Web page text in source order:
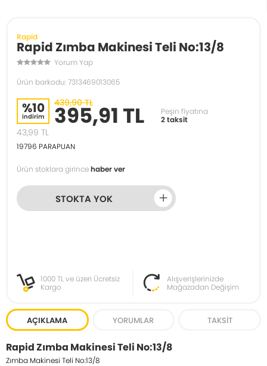
Rapid
Rapid Zımba Makinesi Teli No:13/8
Yorum Yap
Ürün barkodu: 7313469013065
%10
indirim
439,90 TL
395,91 TL
Peşin fiyatına
2 taksit
43,99 TL
19796 PARAPUAN
Ürün stoklara girincehaber ver
STOKTA YOK
1000 TL ve üzeri Ücretsiz
Kargo
Alışverişlerinizde
Mağazadan Değişim
AÇIKLAMA YORUMLAR TAKSIT
Rapid Zımba Makinesi Teli No:13/8
Zımba Makinesi Teli No:13/8